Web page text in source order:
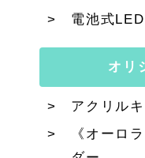
電池式
オリ
アクリル
《オーロ